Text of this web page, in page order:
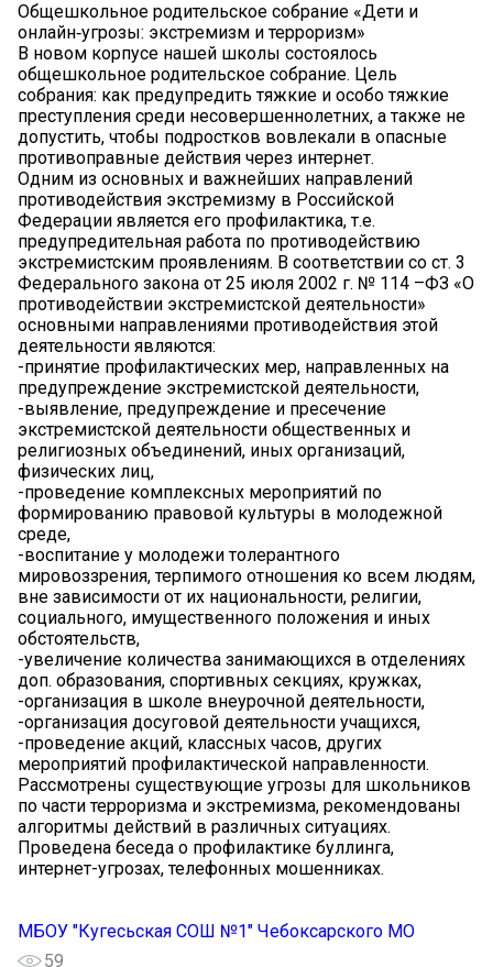
Общешкольное родительское собрание «Дети и
онлайн‑угрозы: экстремизм и терроризм»
В новом корпусе нашей школы состоялось
общешкольное родительское собрание. Цель
собрания: как предупредить тяжкие и особо тяжкие
преступления среди несовершеннолетних, а также не
допустить, чтобы подростков вовлекали в опасные
противоправные действия через интернет.
Одним из основных и важнейших направлений
противодействия экстремизму в Российской
Федерации является его профилактика, т.е.
предупредительная работа по противодействию
экстремистским проявлениям. В соответствии со ст. 3
Федерального закона от 25 июля 2002 г. № 114 –ФЗ «О
противодействии экстремистской деятельности»
основными направлениями противодействия этой
деятельности являются:
-принятие профилактических мер, направленных на
предупреждение экстремистской деятельности,
-выявление, предупреждение и пресечение
экстремистской деятельности общественных и
религиозных объединений, иных организаций,
физических лиц,
-проведение комплексных мероприятий по
формированию правовой культуры в молодежной
среде,
-воспитание у молодежи толерантного
мировоззрения, терпимого отношения ко всем людям,
вне зависимости от их национальности, религии,
социального, имущественного положения и иных
обстоятельств,
-увеличение количества занимающихся в отделениях
доп. образования, спортивных секциях, кружках,
-организация в школе внеурочной деятельности,
-организация досуговой деятельности учащихся,
-проведение акций, классных часов, других
мероприятий профилактической направленности.
Рассмотрены существующие угрозы для школьников
по части терроризма и экстремизма, рекомендованы
алгоритмы действий в различных ситуациях.
Проведена беседа о профилактике буллинга,
интернет-угрозах, телефонных мошенниках.
МБОУ "Кугесьская СОШ №1" Чебоксарского МО
59